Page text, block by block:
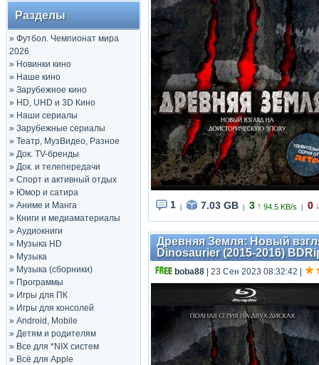
Разделы
» Футбол. Чемпионат мира
2026
» Новинки кино
» Наше кино
» Зарубежное кино
» HD, UHD и 3D Кино
» Наши сериалы
» Зарубежные сериалы
» Театр, МузВидео, Разное
» Док. TV-бренды
» Док. и телепередачи
» Спорт и активный отдых
» Юмор и сатира
» Аниме и Манга
» Книги и медиаматериалы
» Аудиокниги
» Музыка HD
» Музыка
» Музыка (сборники)
» Программы
» Игры для ПК
» Игры для консолей
» Android, Mobile
» Детям и родителям
» Все для *NIX систем
» Всё для Apple
1 7.03 GB 3 ↑ 94.5 KB/s 0 ↓
Древняя Земля: Новый
Dinosaurier (2015-2016)
boba88 | 23 Сен 2023 08:32:42